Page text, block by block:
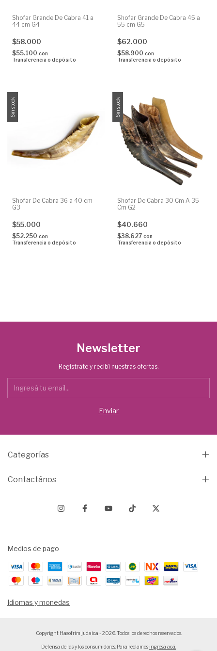
Shofar Grande De Cabra 41 a
44 cm G4
$58.000
$55.100 con
Transferencia o depósito
Shofar Grande De Cabra 45 a
55 cm G5
$62.000
$58.900 con
Transferencia o depósito
Sin stock
Shofar De Cabra 36 a 40 cm
G3
$55.000
$52.250 con
Transferencia o depósito
Sin stock
Shofar De Cabra 30 Cm A 35
Cm G2
$40.660
$38.627 con
Transferencia o depósito
Newsletter
Registrate y recibí nuestras ofertas.
Categorías
Contactános
Medios de pago
Idiomas y monedas
Copyright Hasofrim judaica - 2026. Todos los derechos reservados.
Defensa de las y los consumidores. Para reclamos ingresá acá.